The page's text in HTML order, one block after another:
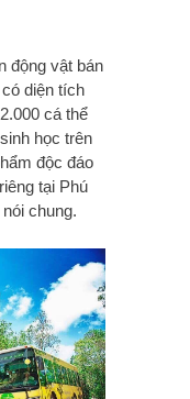
động vật bán
diện tích
cá thể
học trên
độc đáo
tại Phú
chung.